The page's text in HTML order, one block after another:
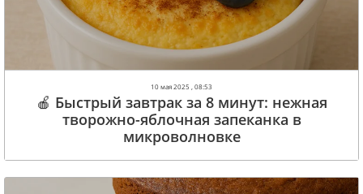
10 мая 2025 , 08:53
🍎 Быстрый завтрак за 8 минут: нежная
творожно-яблочная запеканка в
микроволновке